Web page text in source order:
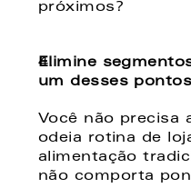
próximos?
Elimine
um desses
Você não precisa
odeia rotina de
alimentação
não comporta